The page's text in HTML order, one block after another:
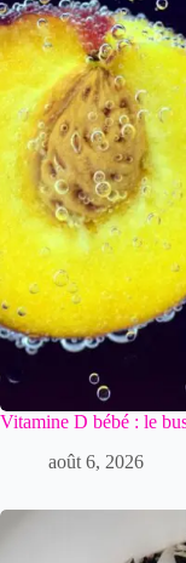
Vitamine D bébé : le
août 6, 2026